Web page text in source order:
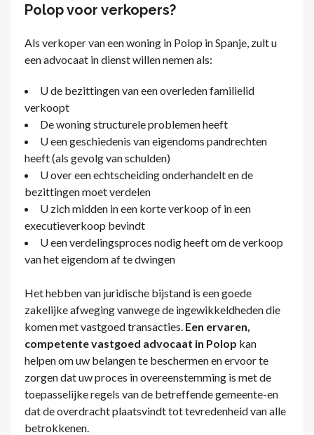
Polop voor verkopers?
Als verkoper van een woning in Polop in Spanje, zult u
een advocaat in dienst willen nemen als:
U de bezittingen van een overleden familielid
verkoopt
De woning structurele problemen heeft
U een geschiedenis van eigendoms pandrechten
heeft (als gevolg van schulden)
U over een echtscheiding onderhandelt en de
bezittingen moet verdelen
U zich midden in een korte verkoop of in een
executieverkoop bevindt
U een verdelingsproces nodig heeft om de verkoop
van het eigendom af te dwingen
Het hebben van juridische bijstand is een goede
zakelijke afweging vanwege de ingewikkeldheden die
komen met vastgoed transacties. Een ervaren,
competente vastgoed advocaat in Polop kan
helpen om uw belangen te beschermen en ervoor te
zorgen dat uw proces in overeenstemming is met de
toepasselijke regels van de betreffende gemeente-en
dat de overdracht plaatsvindt tot tevredenheid van alle
betrokkenen.